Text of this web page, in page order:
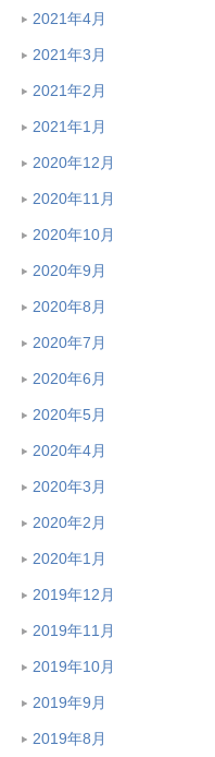
2021年4月
2021年3月
2021年2月
2021年1月
2020年12月
2020年11月
2020年10月
2020年9月
2020年8月
2020年7月
2020年6月
2020年5月
2020年4月
2020年3月
2020年2月
2020年1月
2019年12月
2019年11月
2019年10月
2019年9月
2019年8月